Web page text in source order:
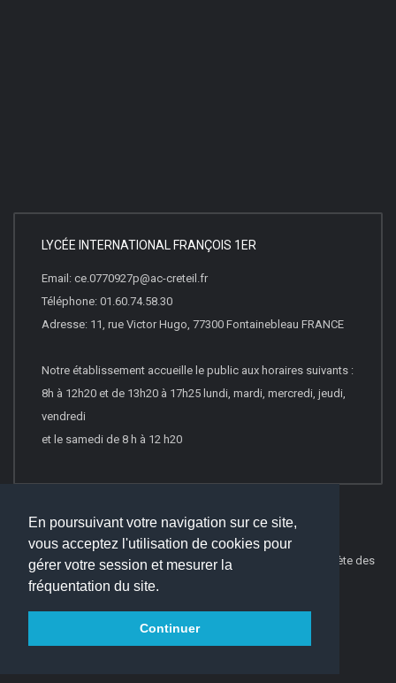
En poursuivant votre navigation sur ce site,
vous acceptez l'utilisation de cookies pour
gérer votre session et mesurer la
fréquentation du site.
Continuer
LYCÉE INTERNATIONAL FRANÇOIS 1ER
Email: ce.0770927p@ac-creteil.fr
Téléphone: 01.60.74.58.30
Adresse: 11, rue Victor Hugo, 77300 Fontainebleau FRANCE
Notre établissement accueille le public aux horaires suivants :
8h à 12h20 et de 13h20 à 17h25 lundi, mardi, mercredi, jeudi,
vendredi
et le samedi de 8 h à 12 h20
© 2026 Websco Innovations -Mentions Légales
Liste Complète des